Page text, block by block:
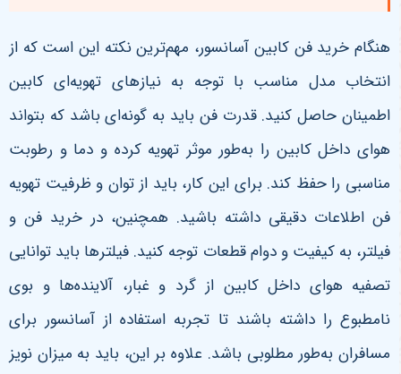
هنگام خرید فن کابین آسانسور، مهم‌ترین نکته این است که از
انتخاب مدل مناسب با توجه به نیازهای تهویه‌ای کابین
اطمینان حاصل کنید. قدرت فن باید به گونه‌ای باشد که بتواند
هوای داخل کابین را به‌طور موثر تهویه کرده و دما و رطوبت
مناسبی را حفظ کند. برای این کار، باید از توان و ظرفیت تهویه
فن اطلاعات دقیقی داشته باشید. همچنین، در خرید فن و
فیلتر، به کیفیت و دوام قطعات توجه کنید. فیلترها باید توانایی
تصفیه هوای داخل کابین از گرد و غبار، آلاینده‌ها و بوی
نامطبوع را داشته باشند تا تجربه استفاده از آسانسور برای
مسافران به‌طور مطلوبی باشد. علاوه بر این، باید به میزان نویز